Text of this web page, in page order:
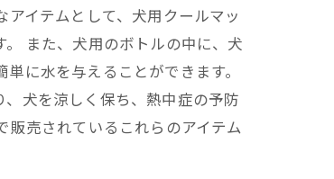
イテムとして、犬用クールマッ
また、犬用のボトルの中に、犬
に水を与えることができます。
犬を涼しく保ち、熱中症の予防
販売されているこれらのアイテム